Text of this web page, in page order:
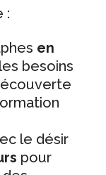
:
en
besoins
le désir
pour